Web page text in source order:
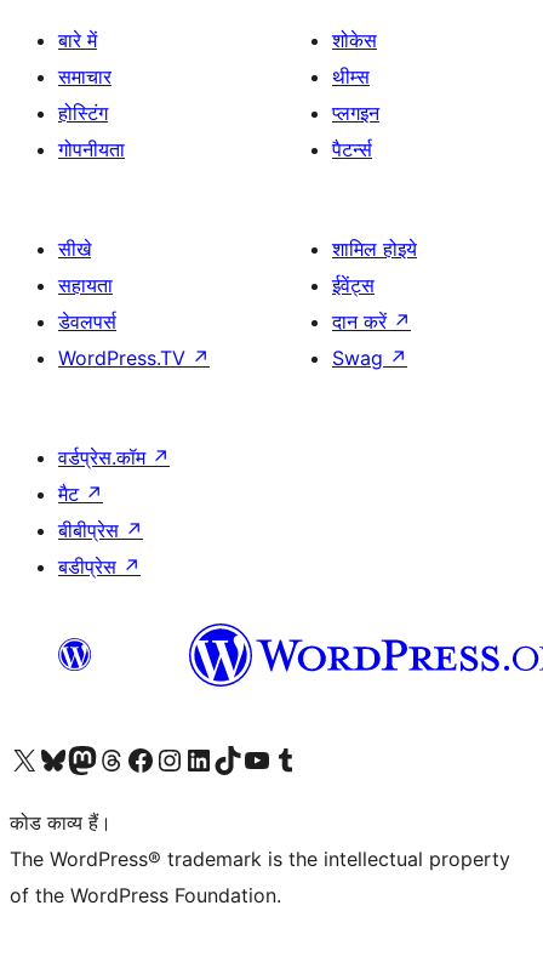
बारे में
समाचार
होस्टिंग
गोपनीयता
शोकेस
थीम्स
प्लगइन
पैटर्न्स
सीखे
सहायता
डेवलपर्स
WordPress.TV ↗
शामिल होइये
ईवेंट्स
दान करें ↗
Swag ↗
वर्डप्रेस.कॉम ↗
मैट ↗
बीबीप्रेस ↗
बडीप्रेस ↗
Visit our X (formerly Twitter) account
हमारे बलुस्की खाते पर जाएँVisit our Mastodon account
हमारे थ्रेड्स अकाउंट पर जाएंहमारे फेसबुक पेज पर जाएँहमारे इंस्टाग्राम अकाउंट पर जाएंहमारे लिंक्डइन खाते पर जाएँहमारे टिकटॉक खाते पर जाएँहमारे यूट्यूब चैनल पर जाएंहमारे Tumblr खाते पर जाएँ
कोड काव्य हैं।
The WordPress® trademark is the intellectual property
of the WordPress Foundation.